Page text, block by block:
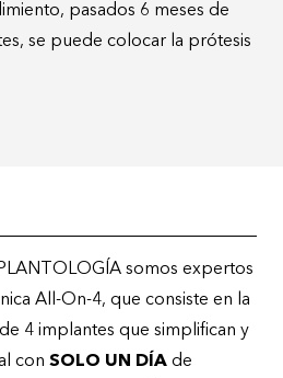
pasados 6 meses de
se puede colocar la prótesis
somos expertos
All-On-4, que consiste en la
4 implantes que simplifican y
con SOLO UN DÍA de